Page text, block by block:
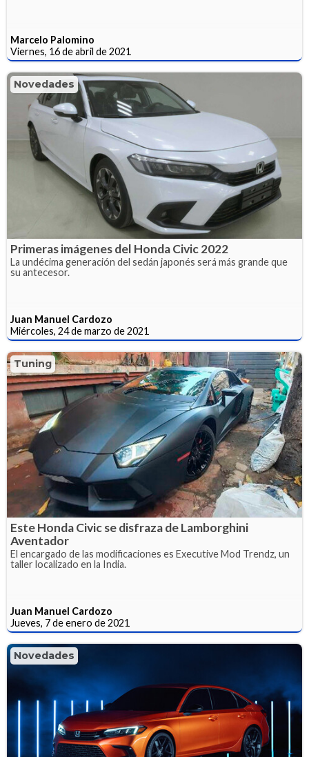
Marcelo Palomino
Viernes, 16 de abril de 2021
Novedades
Primeras imágenes del Honda Civic 2022
La undécima generación del sedán japonés será más grande que
su antecesor.
Juan Manuel Cardozo
Miércoles, 24 de marzo de 2021
Tuning
Este Honda Civic se disfraza de Lamborghini
Aventador
El encargado de las modificaciones es Executive Mod Trendz, un
taller localizado en la India.
Juan Manuel Cardozo
Jueves, 7 de enero de 2021
Novedades